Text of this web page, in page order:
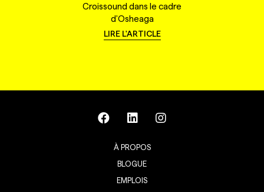
Croissound dans le cadre
d'Osheaga
LIRE L'ARTICLE
À PROPOS
BLOGUE
EMPLOIS